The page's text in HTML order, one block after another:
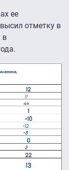
ее
отметку в
в